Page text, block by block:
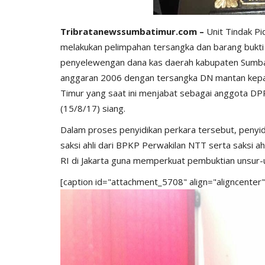
Tribratanewssumbatimur.com – Unit Tindak
melakukan pelimpahan tersangka dan barang
penyelewengan dana kas daerah kabupaten
anggaran 2006 dengan tersangka DN mantan
Timur yang saat ini menjabat sebagai anggota
(15/8/17) siang.
Dalam proses penyidikan perkara tersebut,
saksi ahli dari BPKP Perwakilan NTT serta saksi
RI di Jakarta guna memperkuat pembuktian
[caption id="attachment_5708"
BERANDA